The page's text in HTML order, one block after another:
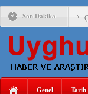
Son Dakika
Genel Tarih